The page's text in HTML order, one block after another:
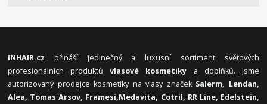
INHAIR.cz přináší jedinečný a luxusní sortiment světových
profesionálních produktůvlasové kosmetiky a doplňků. Jsme
autorizovaný prodejce kosmetiky na vlasy značek Salerm, Lendan,
Alea, Tomas Arsov, Framesi,Medavita, Cotril, RR Line, Edelstein,